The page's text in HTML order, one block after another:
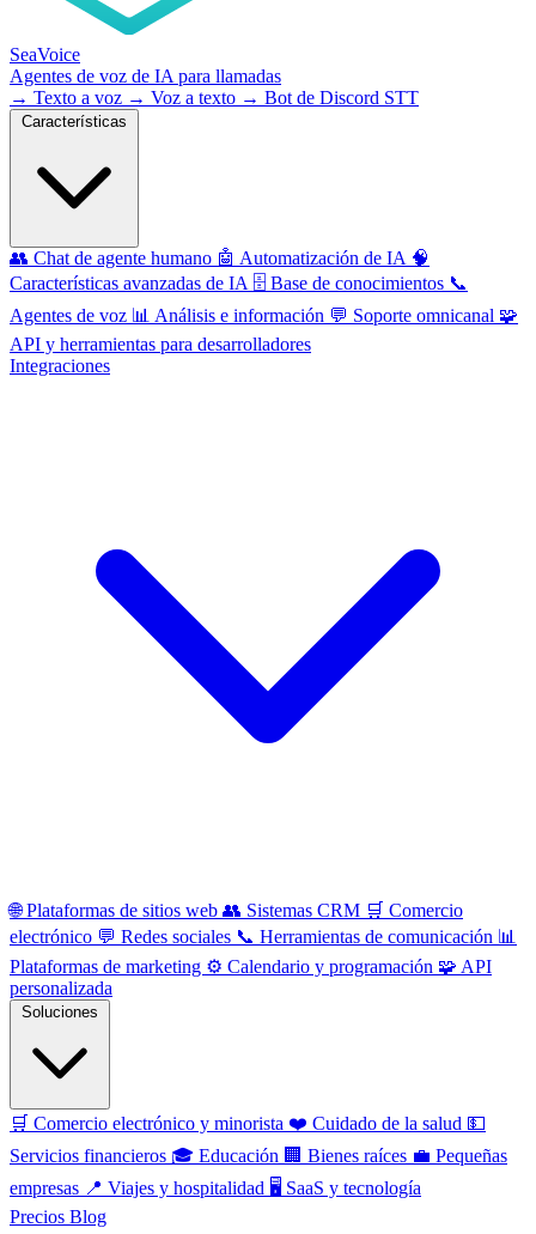
SeaVoice
Agentes de voz de IA para llamadas
→ Texto a voz → Voz a texto → Bot de Discord STT
👥 Chat de agente humano 🤖 Automatización de IA 🧠
Características avanzadas de IA 🗄️ Base de conocimientos 📞
Agentes de voz 📊 Análisis e información 💬 Soporte omnicanal 🧩
API y herramientas para desarrolladores
Integraciones
🌐Plataformas de sitios web 👥 Sistemas CRM 🛒 Comercio
electrónico 💬 Redes sociales 📞 Herramientas de comunicación 📊
Plataformas de marketing ⚙️ Calendario y programación 🧩 API
personalizada
🛒 Comercio electrónico y minorista ❤️ Cuidado de la salud 💵
Servicios financieros 🎓 Educación 🏢 Bienes raíces 💼 Pequeñas
empresas 📍 Viajes y hospitalidad 🖥️ SaaS y tecnología
Precios Blog